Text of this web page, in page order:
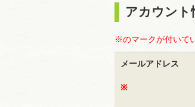
アカウント
※のマークが付いて
メールアドレス
※